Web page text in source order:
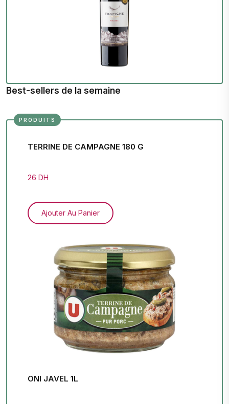
Best-sellers de la semaine
PRODUITS
TERRINE DE CAMPAGNE 180 G
26 DH
Ajouter Au Panier
ONI JAVEL 1L